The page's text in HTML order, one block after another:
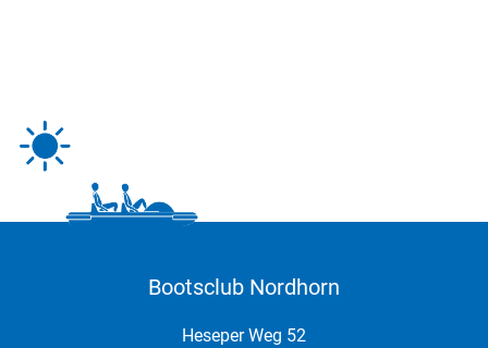
Bootsclub Nordhorn
Heseper Weg 52